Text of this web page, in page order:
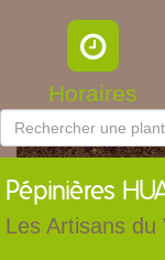
Horaires
Pépinières
Les Artisans du